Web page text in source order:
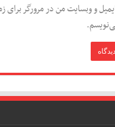
و وبسایت من در مرورگر برای